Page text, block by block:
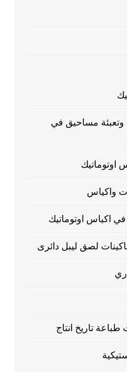
وتعبئة مساحيق في
اوتوماتيك
واكياس
اكياس اوتوماتيك
لصق ليبل دائرى
تاريخ انتاج